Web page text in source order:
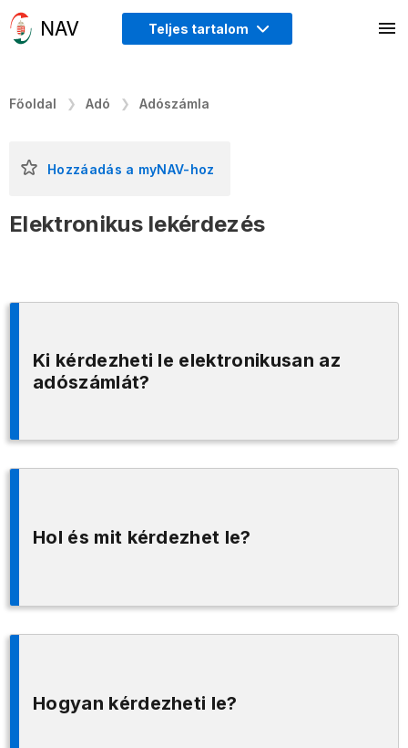
Teljes tartalom
Főoldal Adó Adószámla
Elektronikus lekérdezés
Hozzáadás a myNAV-hoz
Ki kérdezheti le elektronikusan az
adószámlát?
Hol és mit kérdezhet le?
Hogyan kérdezheti le?